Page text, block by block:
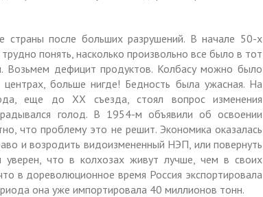
страны после больших разрушений. В начале 50-х
понять, насколько произвольно все было в тот
Возьмем дефицит продуктов. Колбасу можно было
больше нигде! Бедность была ужасная. На
еще до XX съезда, стоял вопрос изменения
голод. В 1954-м объявили об освоении
что проблему это не решит. Экономика оказалась
и возродить видоизмененный НЭП, или повернуть
что в колхозах живут лучше, чем в своих
в дореволюционное время Россия экспортировала
она уже импортировала 40 миллионов тонн.